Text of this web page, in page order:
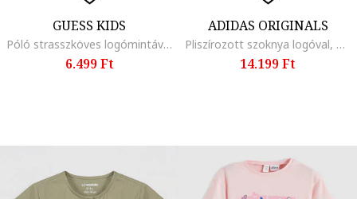
GUESS KIDS
Póló strasszköves logómintával, Fekete
6.499 Ft
ADIDAS ORIGINALS
Pliszírozott szoknya logóval, Fehér/Fekete
14.199 Ft